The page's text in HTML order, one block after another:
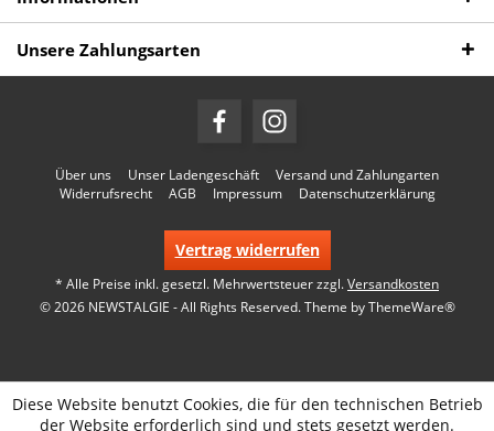
Unsere Zahlungsarten
Über uns Unser Ladengeschäft
Versand und Zahlungarten
Widerrufsrecht
AGB Impressum Datenschutzerklärung
Vertrag widerrufen
* Alle Preise inkl. gesetzl. Mehrwertsteuer zzgl.Versandkosten
© 2026 NEWSTALGIE - All Rights Reserved. Theme byThemeWare®
Diese Website benutzt Cookies, die für den technischen Betrieb
der Website erforderlich sind und stets gesetzt werden.